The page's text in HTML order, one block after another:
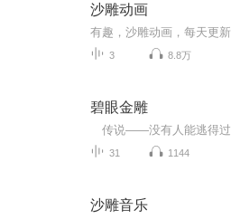
沙雕动画
有趣，沙雕动画，每天更新
3 8.8万
碧眼金雕
31 1144
沙雕音乐